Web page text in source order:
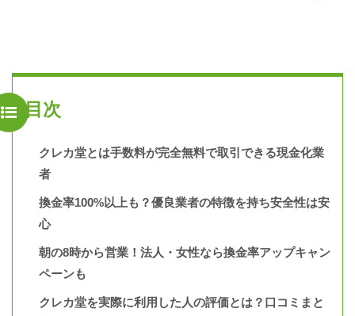
目次
クレカ堂とは手数料が完全無料で取引できる現金化業
者
換金率100%以上も？優良業者の特徴を持ち安全性は安
心
朝の8時から営業！法人・女性なら換金率アップキャン
ペーンも
クレカ堂を実際に利用した人の評価とは？口コミまと